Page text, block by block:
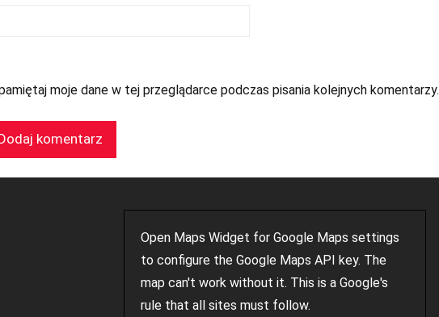
moje dane w tej przeglądarce podczas pisania kolejnych komentarzy.
Open Maps Widget for Google Maps settings
to configure the Google Maps API key. The
map can't work without it. This is a Google's
rule that all sites must follow.